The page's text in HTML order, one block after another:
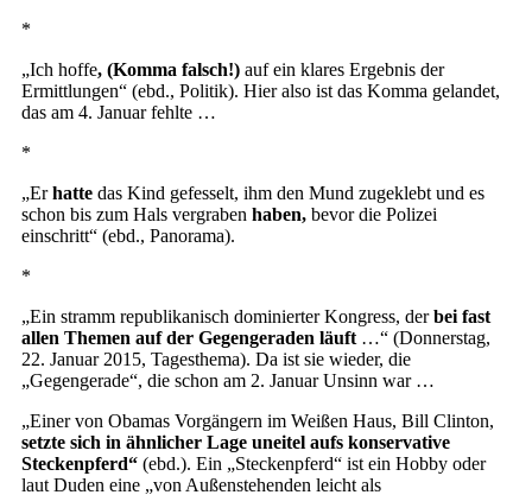
*
„Ich hoffe, (Komma falsch!) auf ein klares Ergebnis der
Ermittlungen“ (ebd., Politik). Hier also ist das Komma gelandet,
das am 4. Januar fehlte …
*
„Erhatte das Kind gefesselt, ihm den Mund zugeklebt und es
schon bis zum Hals vergraben haben, bevor die Polizei
einschritt“ (ebd., Panorama).
*
„Ein stramm republikanisch dominierter Kongress, derbei fast
allen Themen auf der Gegengeraden läuft …“ (Donnerstag,
22. Januar 2015, Tagesthema). Da ist sie wieder, die
„Gegengerade“, die schon am 2. Januar Unsinn war …
„Einer von Obamas Vorgängern im Weißen Haus, Bill Clinton,
setzte sich in ähnlicher Lage uneitel aufs konservative
Steckenpferd“ (ebd.). Ein „Steckenpferd“ ist ein Hobby oder
laut Duden eine „von Außenstehenden leicht als